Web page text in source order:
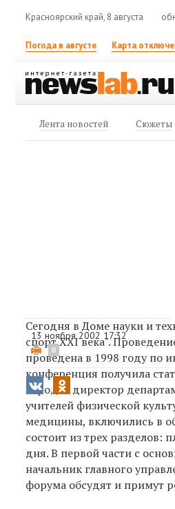
Красноярский край, 8 августа
Погода в августе Карта
Лента новостей Сюжеты
13 ноября 2002 17:32
0
Сегодня в Доме науки и
спорт XXI века".
проведена в 1998 году по
конференция получила
города - директор
учителей физической
медицины, включились в
состоит из трех разделов:
дня. В первой части с
начальник главного
форума обсудят и примут